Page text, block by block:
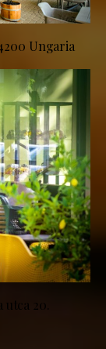
Ungaria
utca 20.